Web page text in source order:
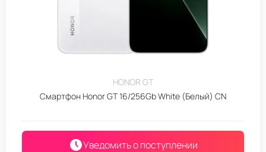
HONOR GT
Смартфон Honor GT 16/256Gb White (Белый) CN
Уведомить о поступлении